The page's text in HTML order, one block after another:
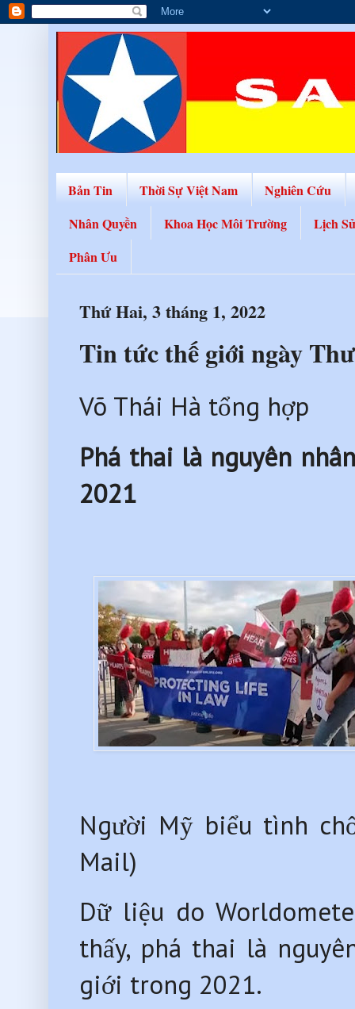
Bản Tin Thời Sự Việt Nam
Nghiên Cứu
Nhân Quyền
Khoa Học Môi Trường
Lịch
Phân Ưu
Thứ Hai, 3 tháng 1, 2022
Tin tức thế giới ngày
Võ Thái Hà tổng hợp
Phá thai là nguyên
2021
Người Mỹ biểu tình
Mail)
Dữ liệu do
thấy, phá thai là
giới trong 2021.